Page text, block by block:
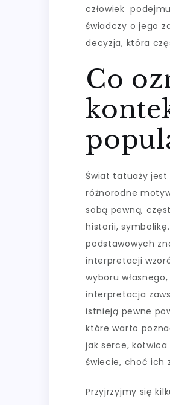
człowiek
świadczy o jego
decyzja, która
Co
Świat tatuaży
różnorodne
sobą pewną,
historii,
podstawowych
interpretacji
wyboru
interpretacja
istnieją pewne
które warto
jak serce,
świecie, choć ich
Przyjrzyjmy się